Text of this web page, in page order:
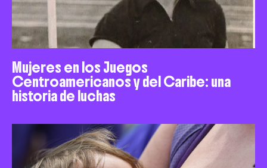
Mujeres en los Juegos
Centroamericanos y del Caribe: una
historia de luchas